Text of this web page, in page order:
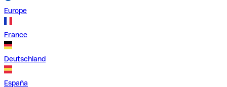
Europe
France
Deutschland
España